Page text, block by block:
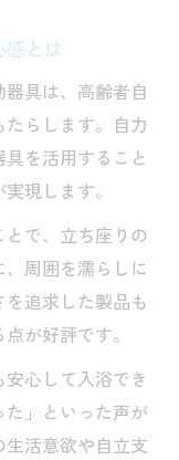
テクニック
クポイント
の実例紹介
の秘訣
を守る理由
品の条件
具の選択肢
ト器具の活用
具の工夫
ガイド
感とは
具は、高齢者自
らします。自力
を活用すること
現します。
で、立ち座りの
周囲を濡らしに
追求した製品も
が好評です。
心して入浴でき
」といった声が
活意欲や自立支